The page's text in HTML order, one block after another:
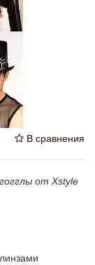
В сравнения
от Xstyle